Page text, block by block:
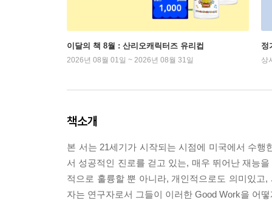
이달의 책 8월 : 산리오캐릭터즈 유리컵
2026년 08월 01일 ~ 2026년 08월 31일
정
상
책소개
본 서는 21세기가 시작되는 시점에 미국에서 수
서 성공적인 진로를 걷고 있는, 매우 뛰어난 재능
적으로 훌륭할 뿐 아니라, 개인적으로도 의미있
자는 연구자로서 그들이 이러한 Good Work을 어